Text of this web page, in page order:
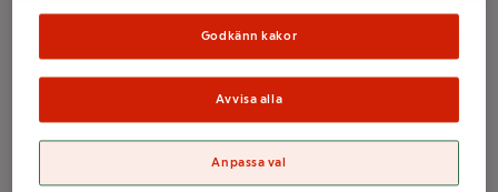
Zeta
Zeta
Godkänn kakor
Avvisa alla
Anpassa val